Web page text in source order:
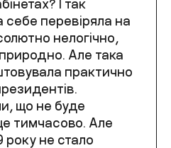
І так
перевіряла на
нелогічно,
Але така
практично
що не буде
тимчасово. Але
року не стало